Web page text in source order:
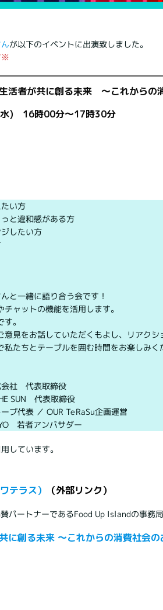
が以下のイベントに出演致しました。
※
活者が共に創る未来 ～これからの
水) 16時00分～17時30分
い方
と違和感がある方
したい方
と一緒に語り合う会です！
ャットの機能を活用します。
。
見をお話していただくもよし、リアクシ
たちとテーブルを囲む時間をお楽しみく
社 代表取締役
SUN 代表取締役
代表 ／ OUR TeRaSu企画運営
若者アンバサダー
しています。
テラス） （外部リンク）
パートナーであるFood Up Islandの事務
に創る未来 ～これからの消費社会